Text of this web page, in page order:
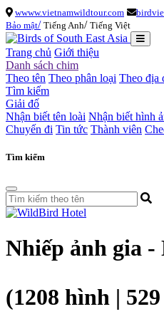
wwww.vietnamwildtour.com
Bảo mật/ Tiếng Anh/ Tiếng Việt
Trang chủ Giới thiệu
Danh sách chim
Theo tên Theo phân loại Theo địa
Tìm kiếm
Giải đố
Nhận biết tên loài Nhận biết hình
Chuyến đi Tin tức Thành viên
Tìm kiếm
Nhiếp ảnh gia
(1208 hình |